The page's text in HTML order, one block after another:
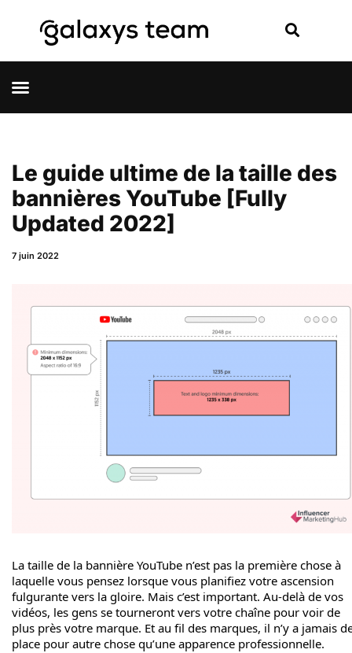
Le guide ultime de la taille des
bannières YouTube [Fully
Updated 2022]
7 juin 2022
La taille de la bannière YouTube n’est pas la première chose à
laquelle vous pensez lorsque vous planifiez votre ascension
fulgurante vers la gloire. Mais c’est important. Au-delà de vos
vidéos, les gens se tourneront vers votre chaîne pour voir de
plus près votre marque. Et au fil des marques, il n’y a jamais
place pour autre chose qu’une apparence professionnelle.